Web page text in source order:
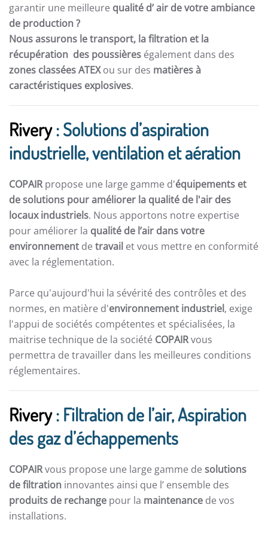
garantir une meilleure qualité d’ air de votre ambiance
de production ?
Nous assurons le transport, la filtration et la
récupération des poussières également dans des
zones classées ATEXou sur des matières à
caractéristiques explosives.
Rivery: Solutions d’aspiration
industrielle, ventilation et aération
COPAIRpropose une large gamme d'équipements et
de solutions pour améliorer la qualité de l'air des
locaux industriels. Nous apportons notre expertise
pour améliorer la qualité de l’air dans votre
environnement de travail et vous mettre en conformité
avec la réglementation.
Parce qu'aujourd'hui la sévérité des contrôles et des
normes, en matière d'environnement industriel, exige
l'appui de sociétés compétentes et spécialisées, la
maitrise technique de la société COPAIRvous
permettra de travailler dans les meilleures conditions
réglementaires.
Rivery: Filtration de l’air, Aspiration
des gaz d’échappements
COPAIRvous propose une large gamme de solutions
de filtration innovantes ainsi que l’ ensemble des
produits de rechange pour la maintenance de vos
installations.